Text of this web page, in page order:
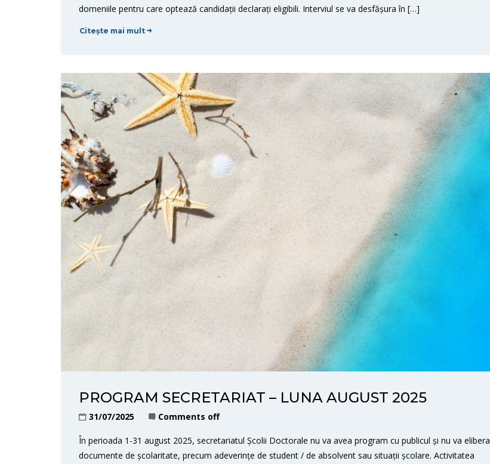
domeniile pentru care optează candidații declarați eligibili. Interviul se va desfășura în […]
Citește mai mult
PROGRAM SECRETARIAT – LUNA AUGUST 2025
31/07/2025 Comments off
În perioada 1-31 august 2025, secretariatul Școlii Doctorale nu va avea program cu publicul și nu va elibera
documente de școlaritate, precum adeverințe de student / de absolvent sau situații școlare. Activitatea